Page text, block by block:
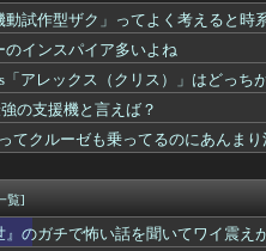
、全くないｗｗｗｗｗｗｗｗｗｗ
新エッチフィギュア、ガチでダイエ
、ふふっ♪」対魔忍RPG・新イベン
を持ってオ〇ホールを使うかの様
、同級生2ショット写真がこち...
版本読ませてもらってねー。内容
感じになってるんだろう
本編でもフェイクニュースか…
旅行を企画してしまう・・・
ｗｗ
試作型ザク」ってよく考えると時
インスパイア多いよね
アレックス（クリス）」はどっち
の支援機と言えば？
てクルーゼも乗ってるのにあんま
覧]
』のガチで怖い話を聞いてワイ震